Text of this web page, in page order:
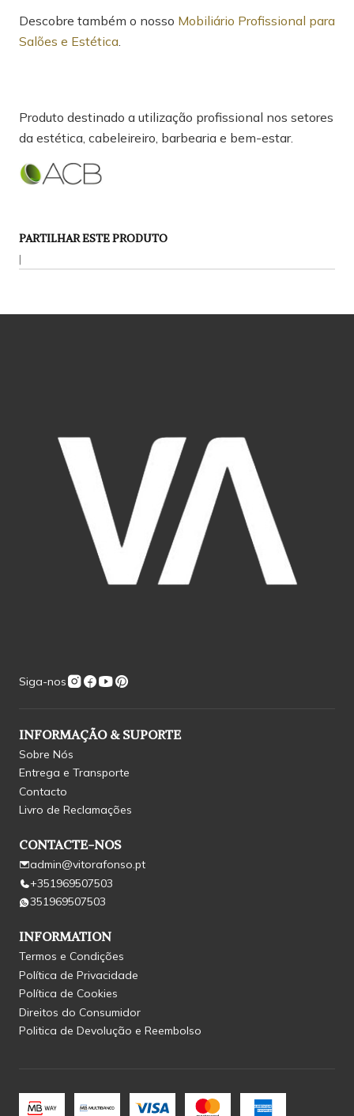
Descobre também o nosso Mobiliário Profissional para
Salões e Estética
Produto destinado a utilização profissional nos setores
da estética, cabeleireiro, barbearia e bem-estar.
PARTILHAR ESTE PRODUTO
|
Siga-nos
INFORMAÇÃO & SUPORTE
Sobre Nós
Entrega e Transporte
Contacto
Livro de Reclamações
CONTACTE-NOS
admin@vitorafonso.pt
+351969507503
351969507503
INFORMATION
Termos e Condições
Política de Privacidade
Política de Cookies
Direitos do Consumidor
Politica de Devolução e Reembolso